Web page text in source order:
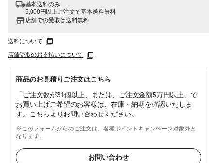
基本送料のみ
5,000円以上ご注文で基本送料無料
店舗での受取は送料無料
送料について
店舗受取のお支払いについて
商品のお見積りご注文はこちら
「ご注文数が31個以上、または、ご注文金額5万円以上」で
お買い上げご希望のお客様は、在庫・納期を確認いたしま
す。こちらよりお問い合わせください。
※このフォームからのご注文は、各種ポイントキャンペーン対象外と
なります。
お問い合わせ